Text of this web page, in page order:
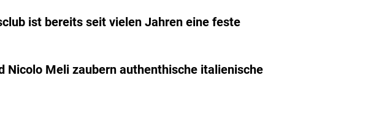
ist bereits seit vielen Jahren eine feste
Nicolo Meli zaubern authenthische italienische